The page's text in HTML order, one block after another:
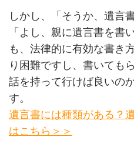
しかし、「そうか、遺言
「よし、親に遺言書を書
も、法律的に有効な書き
り困難ですし、書いても
話を持って行けば良いの
す。
遺言書には種類がある？
はこちら＞＞